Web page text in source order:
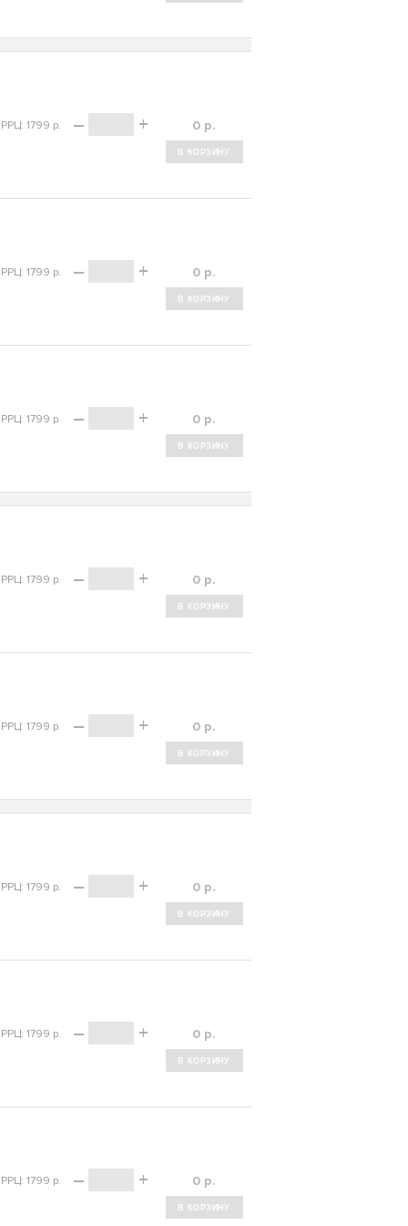
РРЦ: 1799 р. – + р.
РРЦ: 1799 р. – + р.
РРЦ: 1799 р. – + р.
РРЦ: 1799 р. – + р.
РРЦ: 1799 р. – + р.
РРЦ: 1799 р. – + р.
РРЦ: 1799 р. – + р.
РРЦ: 1799 р. – + р.